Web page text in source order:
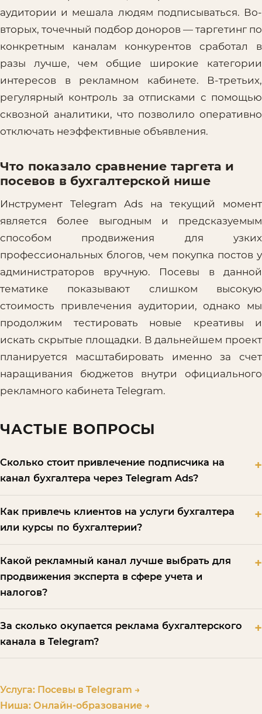
аудитории и мешала людям подписываться. Во-
вторых, точечный подбор доноров — таргетинг по
конкретным каналам конкурентов сработал в
разы лучше, чем общие широкие категории
интересов в рекламном кабинете. В-третьих,
регулярный контроль за отписками с помощью
сквозной аналитики, что позволило оперативно
отключать неэффективные объявления.
Что показало сравнение таргета и
посевов в бухгалтерской нише
Инструмент Telegram Ads на текущий момент
является более выгодным и предсказуемым
способом продвижения для узких
профессиональных блогов, чем покупка постов у
администраторов вручную. Посевы в данной
тематике показывают слишком высокую
стоимость привлечения аудитории, однако мы
продолжим тестировать новые креативы и
искать скрытые площадки. В дальнейшем проект
планируется масштабировать именно за счет
наращивания бюджетов внутри официального
рекламного кабинета Telegram.
ЧАСТЫЕ ВОПРОСЫ
Сколько стоит привлечение подписчика на
канал бухгалтера через Telegram Ads?
Как привлечь клиентов на услуги бухгалтера
или курсы по бухгалтерии?
Какой рекламный канал лучше выбрать для
продвижения эксперта в сфере учета и
налогов?
За сколько окупается реклама бухгалтерского
канала в Telegram?
Услуга: Посевы в Telegram →
Ниша: Онлайн-образование →